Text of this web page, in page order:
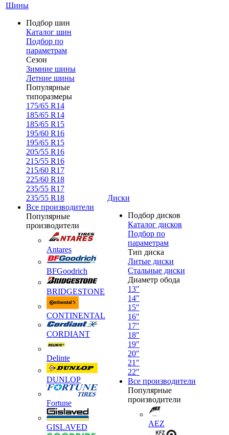
Шины
Подбор шин
Каталог шин
Подбор по
параметрам
Сезон
Зимние шины
Летние шины
Популярные
типоразмеры
175/65 R14
185/65 R14
185/65 R15
195/60 R16
195/65 R15
205/55 R16
215/55 R16
215/60 R17
225/60 R18
235/55 R17
235/55 R18
Все производители
Популярные
производители
Antares
BFGoodrich
BRIDGESTONE
CONTINENTAL
CORDIANT
Delinte
DUNLOP
Fortune
GISLAVED
Диски
Подбор дисков
Каталог дисков
Подбор по
параметрам
Тип диска
Литые диски
Стальные диски
Диаметр обода
13"
14"
15"
16"
17"
18"
19"
20"
21"
22"
Все производители
Популярные
производители
AEZ